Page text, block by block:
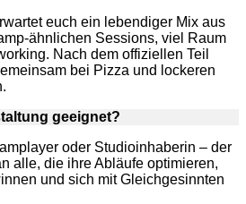
euch ein lebendiger Mix aus
ähnlichen Sessions, viel Raum
Nach dem offiziellen Teil
bei Pizza und lockeren
geeignet?
oder Studioinhaberin – der
alle, die ihre Abläufe optimieren,
und sich mit Gleichgesinnten